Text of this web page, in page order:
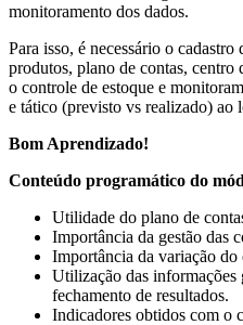
monitoramento dos dados.
Para isso, é necessário o
produtos, plano de contas,
o controle de estoque e
e tático (previsto vs realizado) ao
Bom Aprendizado!
Conteúdo programático do
Utilidade do plano de
Importância da gestão das
Importância da variação do
Utilização das informações
fechamento de resultados.
Indicadores obtidos com o